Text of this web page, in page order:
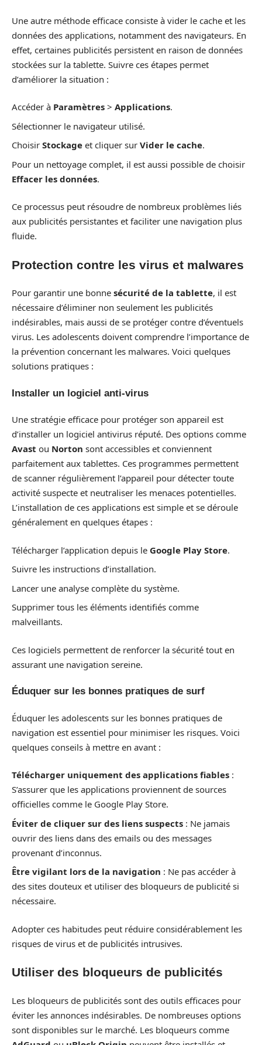
Une autre méthode efficace consiste à vider le cache et les
données des applications, notamment des navigateurs. En
effet, certaines publicités persistent en raison de données
stockées sur la tablette. Suivre ces étapes permet
d’améliorer la situation :
Accéder à Paramètres > Applications.
Sélectionner le navigateur utilisé.
Choisir Stockage et cliquer sur Vider le cache.
Pour un nettoyage complet, il est aussi possible de choisir
Effacer les données.
Ce processus peut résoudre de nombreux problèmes liés
aux publicités persistantes et faciliter une navigation plus
fluide.
Protection contre les virus et malwares
Pour garantir une bonne sécurité de la tablette, il est
nécessaire d’éliminer non seulement les publicités
indésirables, mais aussi de se protéger contre d’éventuels
virus. Les adolescents doivent comprendre l’importance de
la prévention concernant les malwares. Voici quelques
solutions pratiques :
Installer un logiciel anti-virus
Une stratégie efficace pour protéger son appareil est
d’installer un logiciel antivirus réputé. Des options comme
Avast ou Norton sont accessibles et conviennent
parfaitement aux tablettes. Ces programmes permettent
de scanner régulièrement l’appareil pour détecter toute
activité suspecte et neutraliser les menaces potentielles.
L’installation de ces applications est simple et se déroule
généralement en quelques étapes :
Télécharger l’application depuis le Google Play Store.
Suivre les instructions d’installation.
Lancer une analyse complète du système.
Supprimer tous les éléments identifiés comme
malveillants.
Ces logiciels permettent de renforcer la sécurité tout en
assurant une navigation sereine.
Éduquer sur les bonnes pratiques de surf
Éduquer les adolescents sur les bonnes pratiques de
navigation est essentiel pour minimiser les risques. Voici
quelques conseils à mettre en avant :
Télécharger uniquement des applications fiables :
S’assurer que les applications proviennent de sources
officielles comme le Google Play Store.
Éviter de cliquer sur des liens suspects : Ne jamais
ouvrir des liens dans des emails ou des messages
provenant d’inconnus.
Être vigilant lors de la navigation : Ne pas accéder à
des sites douteux et utiliser des bloqueurs de publicité si
nécessaire.
Adopter ces habitudes peut réduire considérablement les
risques de virus et de publicités intrusives.
Utiliser des bloqueurs de publicités
Les bloqueurs de publicités sont des outils efficaces pour
éviter les annonces indésirables. De nombreuses options
sont disponibles sur le marché. Les bloqueurs comme